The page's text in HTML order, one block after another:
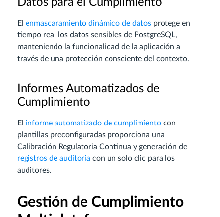
El enmascaramiento dinámico de datos protege en
tiempo real los datos sensibles de PostgreSQL,
manteniendo la funcionalidad de la aplicación a
través de una protección consciente del contexto.
Informes Automatizados de
Cumplimiento
El informe automatizado de cumplimiento con
plantillas preconfiguradas proporciona una
Calibración Regulatoria Continua y generación de
registros de auditoría con un solo clic para los
auditores.
Gestión de Cumplimiento